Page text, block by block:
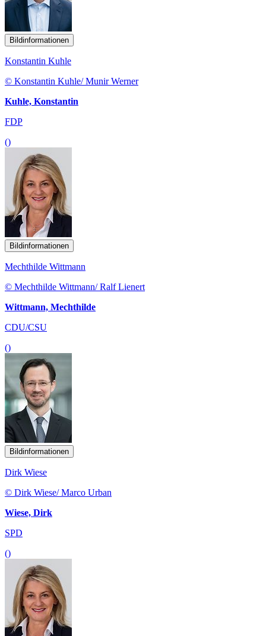
Bildinformationen
Konstantin Kuhle
© Konstantin Kuhle/ Munir Werner
Kuhle, Konstantin
FDP
()
Bildinformationen
Mechthilde Wittmann
© Mechthilde Wittmann/ Ralf Lienert
Wittmann, Mechthilde
CDU/CSU
()
Bildinformationen
Dirk Wiese
© Dirk Wiese/ Marco Urban
Wiese, Dirk
SPD
()